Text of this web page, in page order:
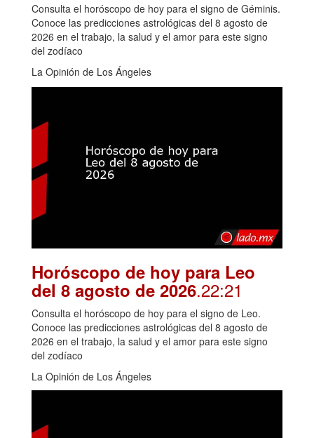
Consulta el horóscopo de hoy para el signo de Géminis.
Conoce las predicciones astrológicas del 8 agosto de
2026 en el trabajo, la salud y el amor para este signo
del zodíaco
La Opinión de Los Ángeles
Horóscopo de hoy para Leo
del 8 agosto de 2026.22:21
Consulta el horóscopo de hoy para el signo de Leo.
Conoce las predicciones astrológicas del 8 agosto de
2026 en el trabajo, la salud y el amor para este signo
del zodíaco
La Opinión de Los Ángeles